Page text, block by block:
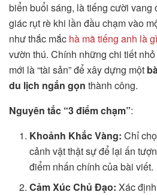
biển buổi sáng, là tiếng cười vang
giác rụt rè khi lần đầu chạm vào
như thắc mắc hà mã tiếng anh là gì
vườn thú. Chính những chi tiết
mới là “tài sản” để xây dựng một
du lịch ngắn gọn thành công.
Nguyên tắc “3 điểm chạm”:
Khoảnh Khắc Vàng: Chỉ
cảnh vật thật sự để lại ấn
điểm nhấn chính của bài viết.
Cảm Xúc Chủ Đạo: Xác